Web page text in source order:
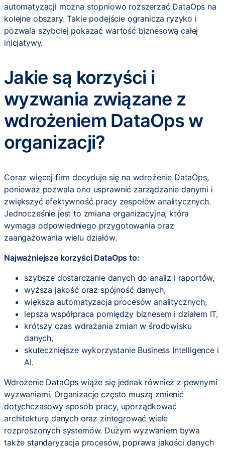
automatyzacji można stopniowo rozszerzać DataOps na
kolejne obszary. Takie podejście ogranicza ryzyko i
pozwala szybciej pokazać wartość biznesową całej
inicjatywy.
Jakie są korzyści i
wyzwania związane z
wdrożeniem DataOps w
organizacji?
Coraz więcej firm decyduje się na wdrożenie DataOps,
ponieważ pozwala ono usprawnić zarządzanie danymi i
zwiększyć efektywność pracy zespołów analitycznych.
Jednocześnie jest to zmiana organizacyjna, która
wymaga odpowiedniego przygotowania oraz
zaangażowania wielu działów.
Najważniejsze korzyści DataOps to:
szybsze dostarczanie danych do analiz i raportów,
wyższa jakość oraz spójność danych,
większa automatyzacja procesów analitycznych,
lepsza współpraca pomiędzy biznesem i działem IT,
krótszy czas wdrażania zmian w środowisku
danych,
skuteczniejsze wykorzystanie Business Intelligence i
AI.
Wdrożenie DataOps wiąże się jednak również z pewnymi
wyzwaniami. Organizacje często muszą zmienić
dotychczasowy sposób pracy, uporządkować
architekturę danych oraz zintegrować wiele
rozproszonych systemów. Dużym wyzwaniem bywa
także standaryzacja procesów, poprawa jakości danych